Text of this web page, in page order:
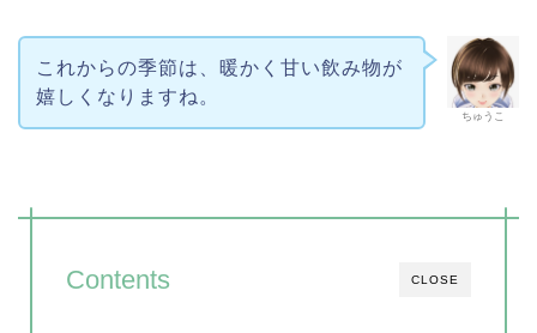
ちゅうこ
これからの季節は、暖かく甘い飲み物が
嬉しくなりますね。
CLOSE
Contents